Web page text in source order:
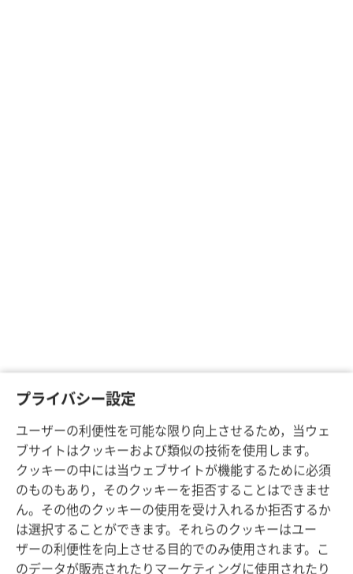
プライバシー設定
ユーザーの利便性を可能な限り向上させるため，当ウェ
ブサイトはクッキーおよび類似の技術を使用します。
クッキーの中には当ウェブサイトが機能するために必須
のものもあり，そのクッキーを拒否することはできませ
ん。その他のクッキーの使用を受け入れるか拒否するか
は選択することができます。それらのクッキーはユー
ザーの利便性を向上させる目的でのみ使用されます。こ
のデータが販売されたりマーケティングに使用されたり